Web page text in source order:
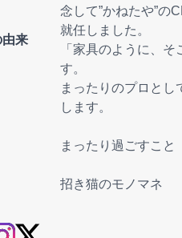
来
念して”かねたや”の
就任しました。
「家具のように、
す。
まったりのプロとし
します。
まったり過ごすこと
招き猫のモノマネ